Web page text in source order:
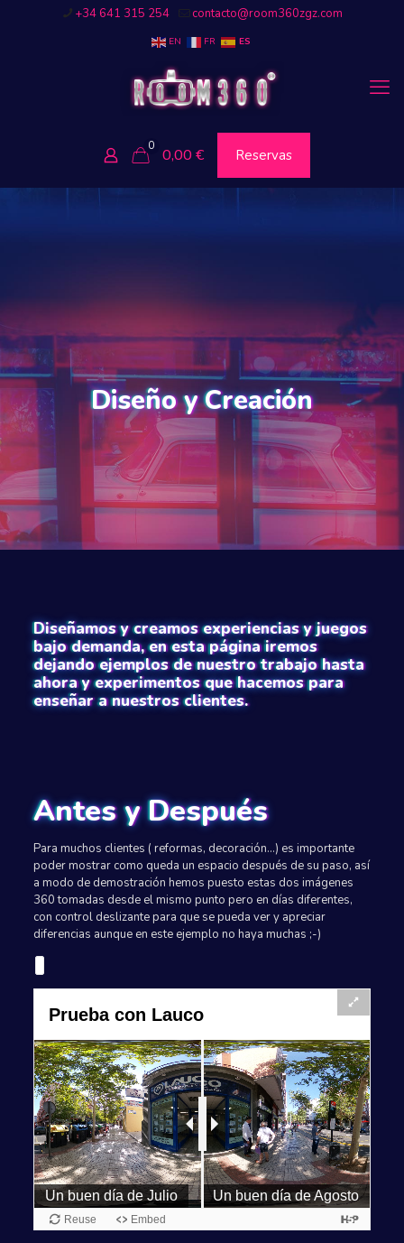
+34 641 315 254 contacto@room360zgz.com
EN FR ES
0 0,00€ Reservas
Diseño y Creación
Diseñamos y creamos experiencias y juegos
bajo demanda, en esta página iremos
dejando ejemplos de nuestro trabajo hasta
ahora y experimentos que hacemos para
enseñar a nuestros clientes.
Antes y Después
Para muchos clientes ( reformas, decoración...) es importante
poder mostrar como queda un espacio después de su paso, así
a modo de demostración hemos puesto estas dos imágenes
360 tomadas desde el mismo punto pero en días diferentes,
con control deslizante para que se pueda ver y apreciar
diferencias aunque en este ejemplo no haya muchas ;-)